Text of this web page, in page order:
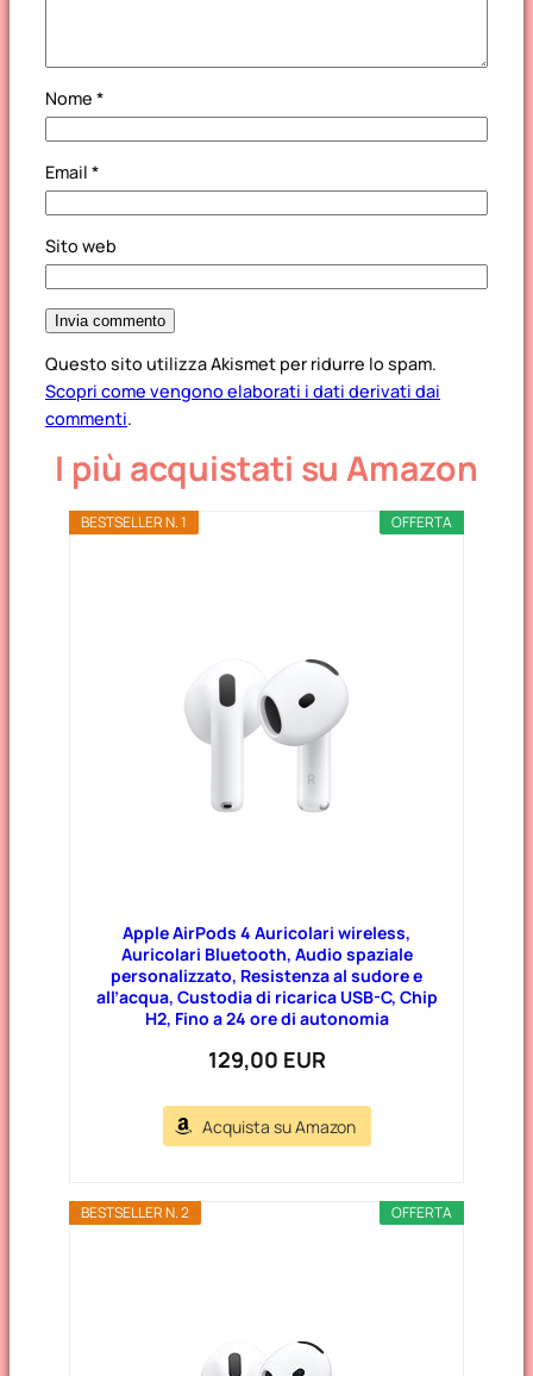
Nome *
Email *
Sito web
Questo sito utilizza Akismet per ridurre lo spam.
Scopri come vengono elaborati i dati derivati dai
commenti.
I più acquistati su Amazon
OFFERTA
BESTSELLER N. 1
Apple AirPods 4 Auricolari wireless,
Auricolari Bluetooth, Audio spaziale
personalizzato, Resistenza al sudore e
all’acqua, Custodia di ricarica USB-C, Chip
H2, Fino a 24 ore di autonomia
129,00 EUR
Acquista su Amazon
OFFERTA
BESTSELLER N. 2